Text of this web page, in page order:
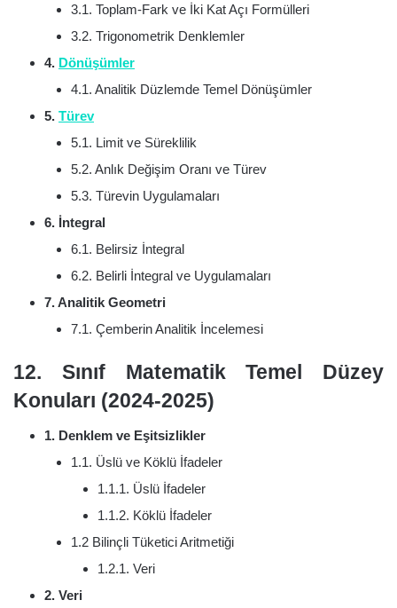
3.1. Toplam-Fark ve İki Kat Açı Formülleri
3.2. Trigonometrik Denklemler
4. Dönüşümler
4.1. Analitik Düzlemde Temel Dönüşümler
5. Türev
5.1. Limit ve Süreklilik
5.2. Anlık Değişim Oranı ve Türev
5.3. Türevin Uygulamaları
6. İntegral
6.1. Belirsiz İntegral
6.2. Belirli İntegral ve Uygulamaları
7. Analitik Geometri
7.1. Çemberin Analitik İncelemesi
12. Sınıf Matematik Temel Düzey
Konuları (2024-2025)
1. Denklem ve Eşitsizlikler
1.1. Üslü ve Köklü İfadeler
1.1.1. Üslü İfadeler
1.1.2. Köklü İfadeler
1.2 Bilinçli Tüketici Aritmetiği
1.2.1. Veri
2. Veri